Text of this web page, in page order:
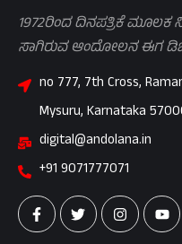
1972ರಿಂದ ದಿನಪತ್ರಿಕೆ ಮೂಲಕ
ಸಾಗಿರುವ ಆಂದೋಲನ ಈಗ
no 777, 7th Cross,
Mysuru, Karnataka
digital@andolana.in
+91 9071777071